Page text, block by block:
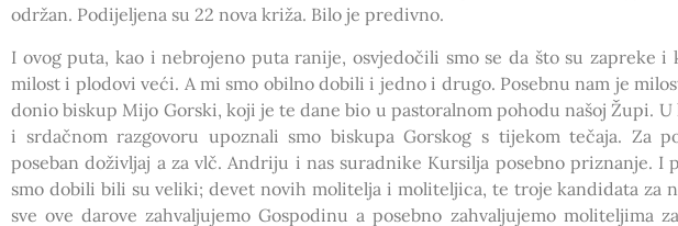
održan. Podijeljena su 22 nova križa. Bilo je predivno.
I ovog puta, kao i nebrojeno puta ranije, osvjedočili smo se da što su zapreke i
milost i plodovi veći. A mi smo obilno dobili i jedno i drugo. Posebnu nam je
donio biskup Mijo Gorski, koji je te dane bio u pastoralnom pohodu našoj Župi.
i srdačnom razgovoru upoznali smo biskupa Gorskog s tijekom tečaja. Za
poseban doživljaj a za vlč. Andriju i nas suradnike Kursilja posebno priznanje. I
smo dobili bili su veliki; devet novih molitelja i moliteljica, te troje kandidata za
sve ove darove zahvaljujemo Gospodinu a posebno zahvaljujemo moliteljima